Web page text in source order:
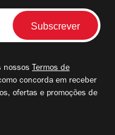
nossos Termos de
concorda em receber
ofertas e promoções de